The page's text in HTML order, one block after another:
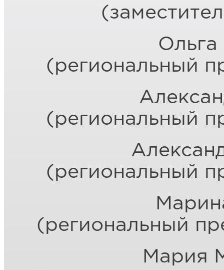
Ольга
(региональный
(региональный
(региональный
(региональный
Мария